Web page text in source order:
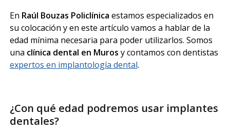
En Raúl Bouzas Policlínica estamos especializados en
su colocación y en este artículo vamos a hablar de la
edad mínima necesaria para poder utilizarlos. Somos
una clínica dental en Muros y contamos con dentistas
expertos en implantología dental.
¿Con qué edad podremos usar implantes
dentales?